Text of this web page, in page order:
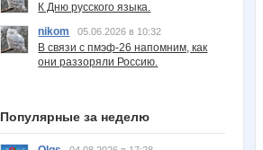
К Дню русского языка.
nikom
05.06.2026 в 10:32
В связи с пмэф-26 напомним, как
они раззоряли Россию.
Популярные за неделю